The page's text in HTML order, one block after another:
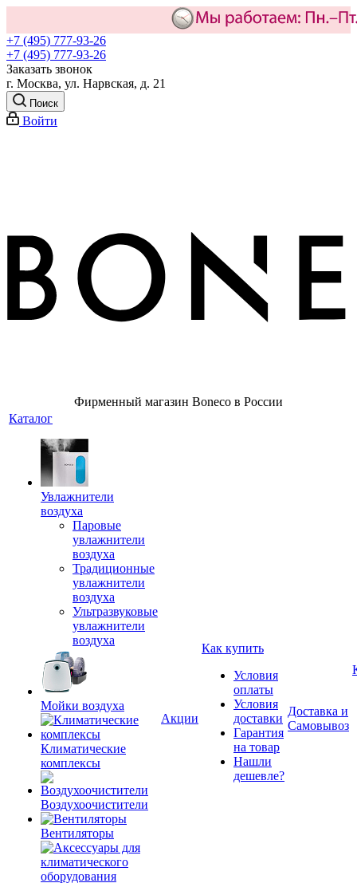
+7 (495) 777-93-26
+7 (495) 777-93-26
Заказать звонок
г. Москва, ул. Нарвская, д. 21
Поиск
Войти
Фирменный магазин Boneco в России
Каталог
Увлажнители
воздуха
Паровые
увлажнители
воздуха
Традиционные
увлажнители
воздуха
Ультразвуковые
увлажнители
воздуха
Мойки воздуха
Климатические
комплексы
Воздухоочистители
Вентиляторы
Акции
Как купить
Условия
оплаты
Условия
доставки
Гарантия
на товар
Нашли
дешевле?
Доставка и
Самовывоз